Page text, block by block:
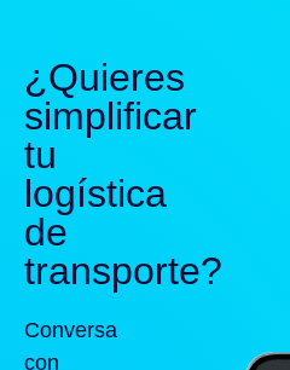
¿Quieres
simplificar
tu
logística
de
transporte?
Conversa
con